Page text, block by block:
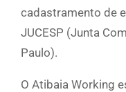
cadastramento de
JUCESP (Junta
Paulo).
O Atibaia Working